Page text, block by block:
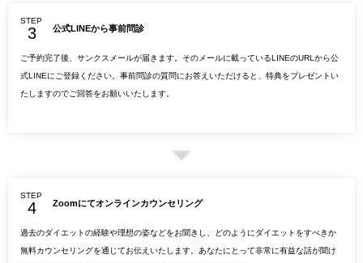
STEP
公式LINEから事前問診
ご予約完了後、サンクスメールが届きます。そのメールに載っているLINEのURLから公
式LINEにご登録ください。事前問診の質問にお答えいただけると、特典をプレゼントい
たしますのでご回答をお願いいたします。
STEP
Zoomにてオンラインカウンセリング
過去のダイエットの経験や理想の姿などをお聞きし、どのようにダイエットをすべきか
無料カウンセリングを通じてお伝えいたします。あなたにとって非常に有益な話が聞け